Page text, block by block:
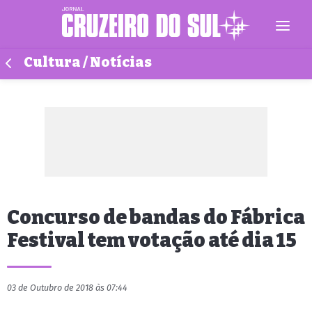
Cultura / Notícias
Concurso de bandas do Fábrica
Festival tem votação até dia 15
03 de Outubro de 2018 às 07:44